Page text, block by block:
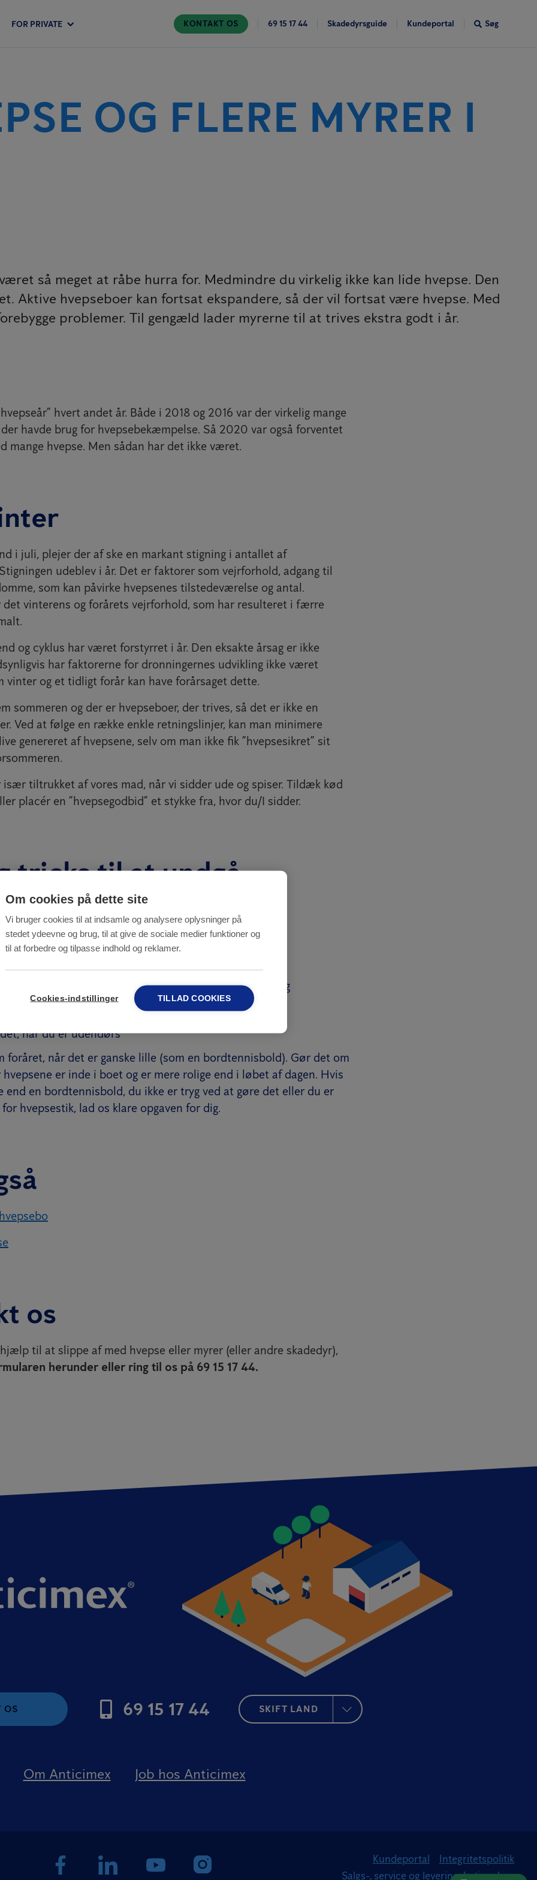
FOR PRIVATE KONTAKT OS 69 15 17 44 Skadedyrsguide Kundeportal Søg
OG FLERE MYRER I
så meget at råbe hurra for. Medmindre du virkelig ikke kan lide hvepse. Den
Aktive hvepseboer kan fortsat ekspandere, så der vil fortsat være hvepse. Med
problemer. Til gengæld lader myrerne til at trives ekstra godt i år.
hvert andet år. Både i 2018 og 2016 var der virkelig mange
havde brug for hvepsebekæmpelse. Så 2020 var også forventet
mange hvepse. Men sådan har det ikke været.
i juli, plejer der af ske en markant stigning i antallet af
udeblev i år. Det er faktorer som vejrforhold, adgang til
som kan påvirke hvepsenes tilstedeværelse og antal.
det vinterens og forårets vejrforhold, som har resulteret i færre
og cyklus har været forstyrret i år. Den eksakte årsag er ikke
har faktorerne for dronningernes udvikling ikke været
vinter og et tidligt forår kan have forårsaget dette.
sommeren og der er hvepseboer, der trives, så det er ikke en
Ved at følge en række enkle retningslinjer, kan man minimere
genereret af hvepsene, selv om man ikke fik ”hvepsesikret” sit
især tiltrukket af vores mad, når vi sidder ude og spiser. Tildæk kød
placér en ”hvepsegodbid” et stykke fra, hvor du/I sidder.
tricks til at undgå
med hvepse
bevægelser når hvepsen nærmer sig
sager, når du spiser udendørs
til hvepsene et godt stykke fra, hvor du opholder dig
åbnet dåse eller en mørk flaske, der har stået ud
når du er udendørs
foråret, når det er ganske lille (som en bordtennisbold). Gør det om
er inde i boet og er mere rolige end i løbet af dagen. Hvis
end en bordtennisbold, du ikke er tryg ved at gøre det eller du er
hvepsestik, lad os klare opgaven for dig.
os
til at slippe af med hvepse eller myrer (eller andre skadedyr),
herunder eller ring til os på 69 15 17 44.
OS 69 15 17 44 SKIFT LAND
Om Anticimex Job hos Anticimex
Kundeportal
Integritetspolitik
Salgs-, service og leveringsbetingelser
Om cookies på dette site
Vi bruger cookies til at indsamle og analysere oplysninger på
stedet ydeevne og brug, til at give de sociale medier funktioner og
til at forbedre og tilpasse indhold og reklamer.
Cookies-indstillinger TILLAD COOKIES